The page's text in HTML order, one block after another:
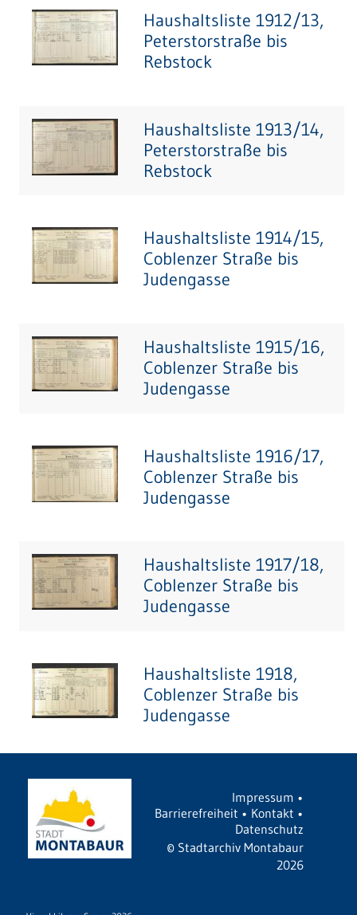
Haushaltsliste 1912/13,
Peterstorstraße bis
Rebstock
Haushaltsliste 1913/14,
Peterstorstraße bis
Rebstock
Haushaltsliste 1914/15,
Coblenzer Straße bis
Judengasse
Haushaltsliste 1915/16,
Coblenzer Straße bis
Judengasse
Haushaltsliste 1916/17,
Coblenzer Straße bis
Judengasse
Haushaltsliste 1917/18,
Coblenzer Straße bis
Judengasse
Haushaltsliste 1918,
Coblenzer Straße bis
Judengasse
Impressum •
Barrierefreiheit • Kontakt •
Datenschutz
© Stadtarchiv Montabaur
2026